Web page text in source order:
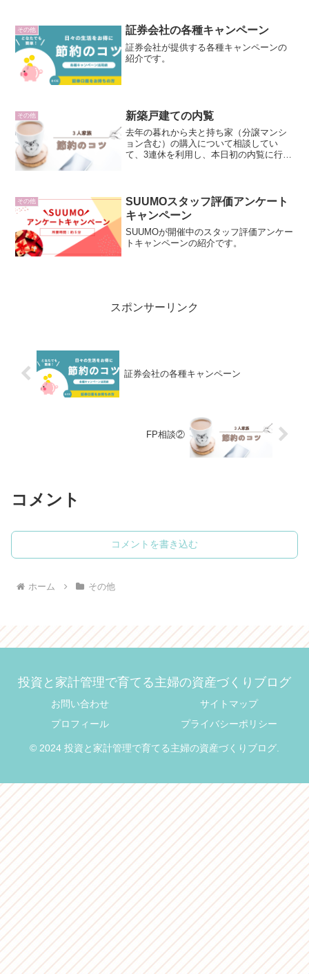
その他 証券会社の各種キャンペーン
証券会社が提供する各種キャンペーンの
紹介です。
その他 新築戸建ての内覧
去年の暮れから夫と持ち家（分譲マンシ
ョン含む）の購入について相談してい
て、3連休を利用し、本日初の内覧に行っ
その他
SUUMOスタッフ評価アンケート
キャンペーン
SUUMOが開催中のスタッフ評価アンケー
トキャンペーンの紹介です。
スポンサーリンク
証券会社の各種キャンペーン
FP相談②
コメント
コメントを書き込む
ホーム その他
投資と家計管理で育てる主婦の資産づくりブログ
お問い合わせ
サイトマップ
プロフィール
プライバシーポリシー
© 2024 投資と家計管理で育てる主婦の資産づくりブログ.